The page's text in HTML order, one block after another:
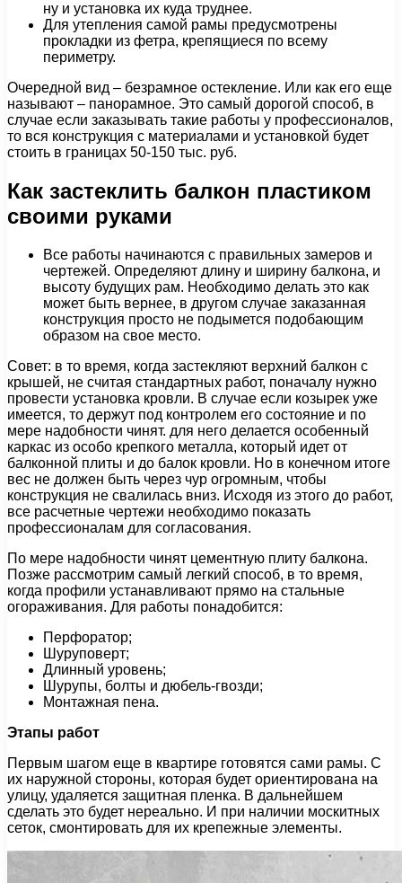
ну и установка их куда труднее.
Для утепления самой рамы предусмотрены
прокладки из фетра, крепящиеся по всему
периметру.
Очередной вид – безрамное остекление. Или как его еще
называют – панорамное. Это самый дорогой способ, в
случае если заказывать такие работы у профессионалов,
то вся конструкция с материалами и установкой будет
стоить в границах 50-150 тыс. руб.
Как застеклить балкон пластиком
своими руками
Все работы начинаются с правильных замеров и
чертежей. Определяют длину и ширину балкона, и
высоту будущих рам. Необходимо делать это как
может быть вернее, в другом случае заказанная
конструкция просто не подымется подобающим
образом на свое место.
Совет: в то время, когда застекляют верхний балкон с
крышей, не считая стандартных работ, поначалу нужно
провести установка кровли. В случае если козырек уже
имеется, то держут под контролем его состояние и по
мере надобности чинят. для него делается особенный
каркас из особо крепкого металла, который идет от
балконной плиты и до балок кровли. Но в конечном итоге
вес не должен быть через чур огромным, чтобы
конструкция не свалилась вниз. Исходя из этого до работ,
все расчетные чертежи необходимо показать
профессионалам для согласования.
По мере надобности чинят цементную плиту балкона.
Позже рассмотрим самый легкий способ, в то время,
когда профили устанавливают прямо на стальные
огораживания. Для работы понадобится:
Перфоратор;
Шуруповерт;
Длинный уровень;
Шурупы, болты и дюбель-гвозди;
Монтажная пена.
Этапы работ
Первым шагом еще в квартире готовятся сами рамы. С
их наружной стороны, которая будет ориентирована на
улицу, удаляется защитная пленка. В дальнейшем
сделать это будет нереально. И при наличии москитных
сеток, смонтировать для их крепежные элементы.